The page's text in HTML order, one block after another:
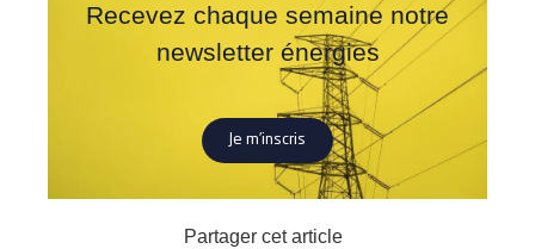
Recevez chaque semaine notre
newsletter énergies
Je m’inscris
Partager cet article